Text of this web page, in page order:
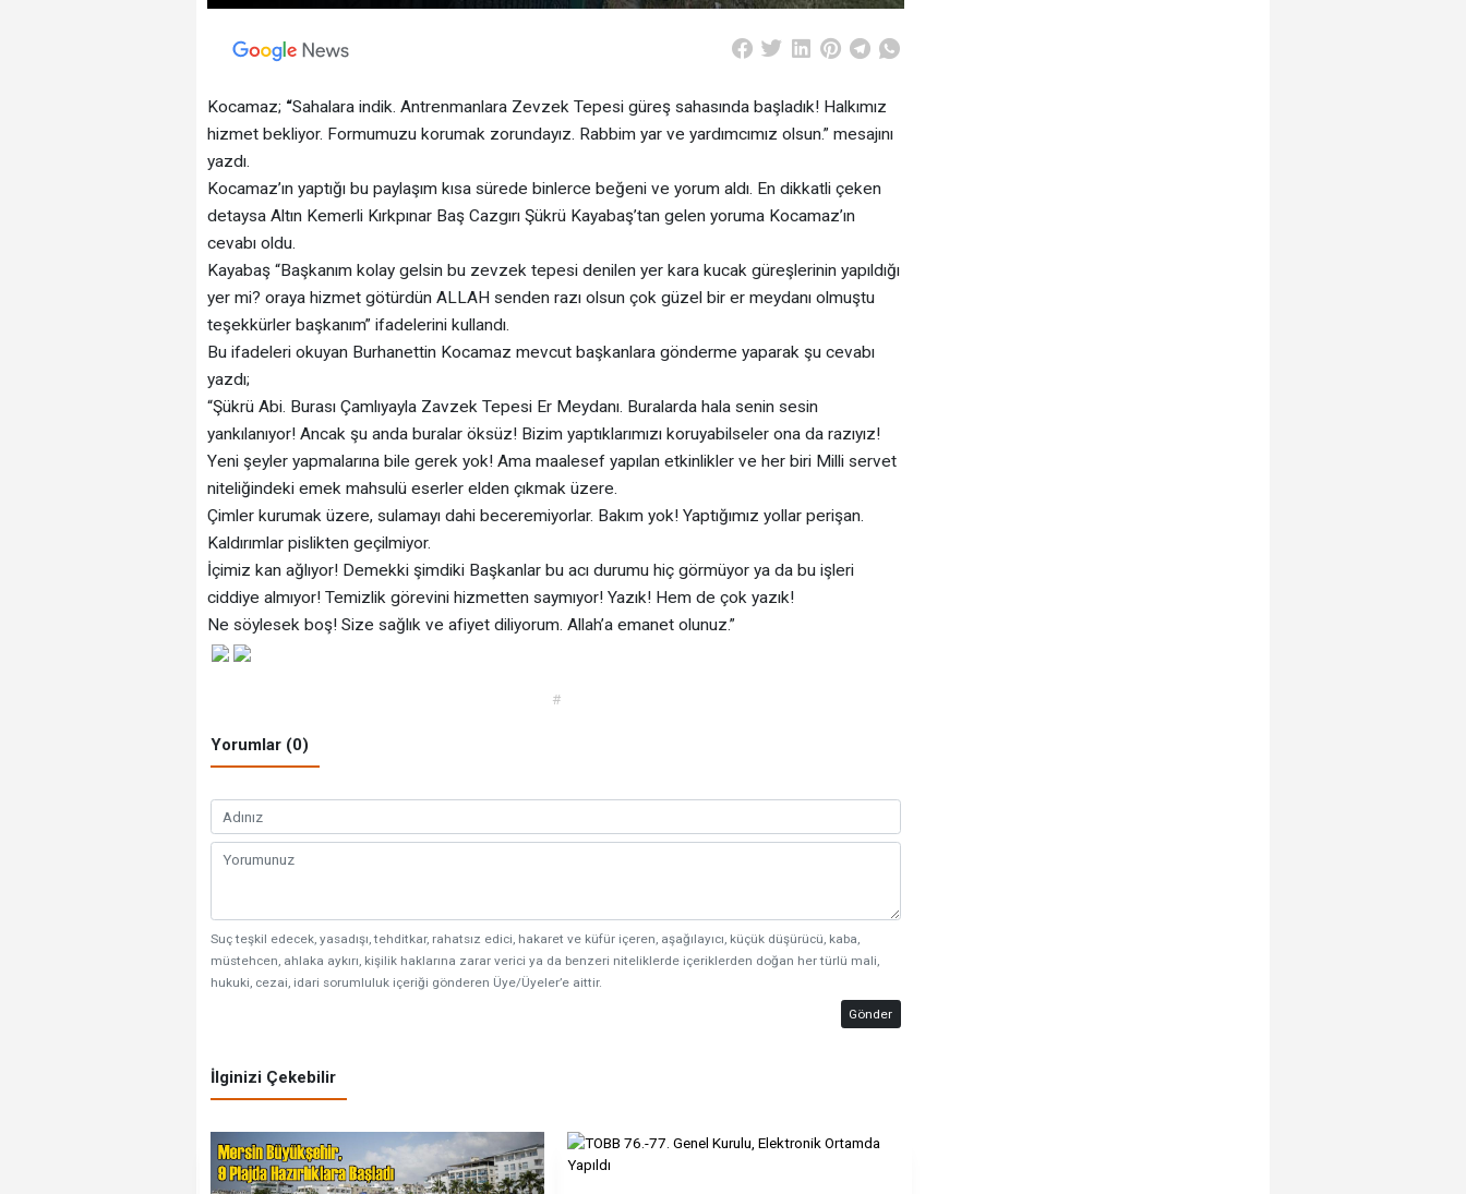
Kocamaz; “Sahalara indik. Antrenmanlara Zevzek Tepesi güreş sahasında başladık! Halkımız
hizmet bekliyor. Formumuzu korumak zorundayız. Rabbim yar ve yardımcımız olsun.” mesajını
yazdı.
Kocamaz’ın yaptığı bu paylaşım kısa sürede binlerce beğeni ve yorum aldı. En dikkatli çeken
detaysa Altın Kemerli Kırkpınar Baş Cazgırı Şükrü Kayabaş’tan gelen yoruma Kocamaz’ın
cevabı oldu.
Kayabaş “Başkanım kolay gelsin bu zevzek tepesi denilen yer kara kucak güreşlerinin yapıldığı
yer mi? oraya hizmet götürdün ALLAH senden razı olsun çok güzel bir er meydanı olmuştu
teşekkürler başkanım” ifadelerini kullandı.
Bu ifadeleri okuyan Burhanettin Kocamaz mevcut başkanlara gönderme yaparak şu cevabı
yazdı;
“Şükrü Abi. Burası Çamlıyayla Zavzek Tepesi Er Meydanı. Buralarda hala senin sesin
yankılanıyor! Ancak şu anda buralar öksüz! Bizim yaptıklarımızı koruyabilseler ona da razıyız!
Yeni şeyler yapmalarına bile gerek yok! Ama maalesef yapılan etkinlikler ve her biri Milli servet
niteliğindeki emek mahsulü eserler elden çıkmak üzere.
Çimler kurumak üzere, sulamayı dahi beceremiyorlar. Bakım yok! Yaptığımız yollar perişan.
Kaldırımlar pislikten geçilmiyor.
İçimiz kan ağlıyor! Demekki şimdiki Başkanlar bu acı durumu hiç görmüyor ya da bu işleri
ciddiye almıyor! Temizlik görevini hizmetten saymıyor! Yazık! Hem de çok yazık!
Ne söylesek boş! Size sağlık ve afiyet diliyorum. Allah’a emanet olunuz.”
#
Yorumlar (0)
Suç teşkil edecek, yasadışı, tehditkar, rahatsız edici, hakaret ve küfür içeren, aşağılayıcı, küçük düşürücü, kaba,
müstehcen, ahlaka aykırı, kişilik haklarına zarar verici ya da benzeri niteliklerde içeriklerden doğan her türlü mali,
hukuki, cezai, idari sorumluluk içeriği gönderen Üye/Üyeler’e aittir.
Gönder
İlginizi Çekebilir